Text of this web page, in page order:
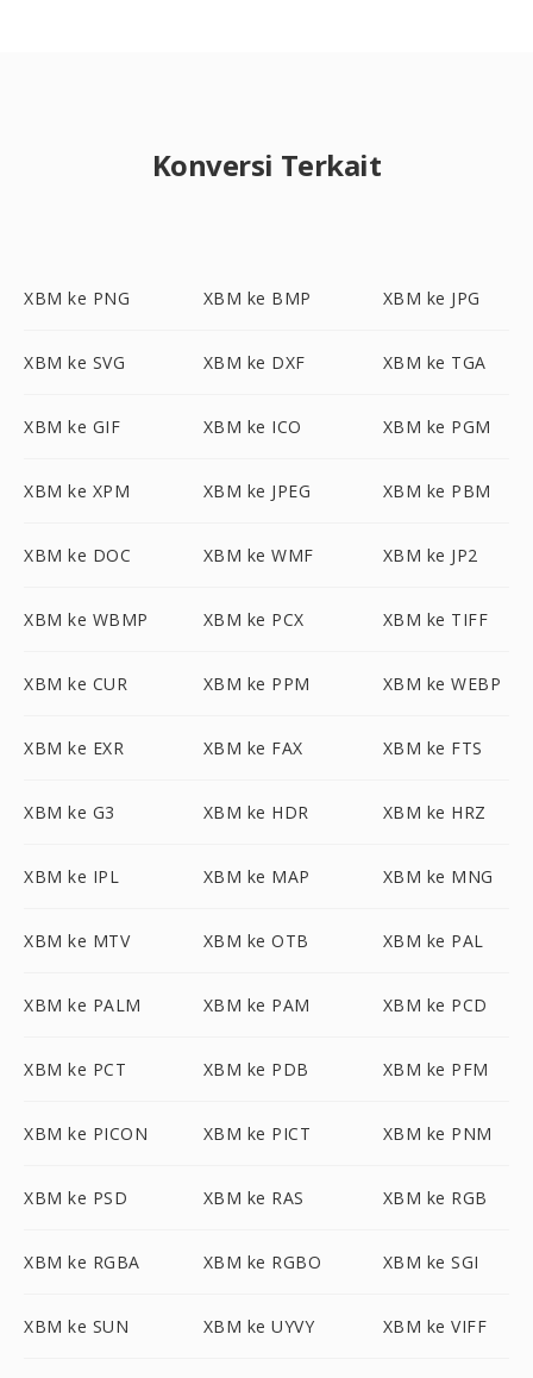
Konversi Terkait
XBM ke PNG XBM ke BMP XBM ke JPG
XBM ke SVG XBM ke DXF XBM ke TGA
XBM ke GIF XBM ke ICO XBM ke PGM
XBM ke XPM XBM ke JPEG XBM ke PBM
XBM ke DOC XBM ke WMF XBM ke JP2
XBM ke WBMP XBM ke PCX XBM ke TIFF
XBM ke CUR XBM ke PPM XBM ke WEBP
XBM ke EXR XBM ke FAX XBM ke FTS
XBM ke G3 XBM ke HDR XBM ke HRZ
XBM ke IPL XBM ke MAP XBM ke MNG
XBM ke MTV XBM ke OTB XBM ke PAL
XBM ke PALM XBM ke PAM XBM ke PCD
XBM ke PCT XBM ke PDB XBM ke PFM
XBM ke PICON XBM ke PICT XBM ke PNM
XBM ke PSD XBM ke RAS XBM ke RGB
XBM ke RGBA XBM ke RGBO XBM ke SGI
XBM ke SUN XBM ke UYVY XBM ke VIFF